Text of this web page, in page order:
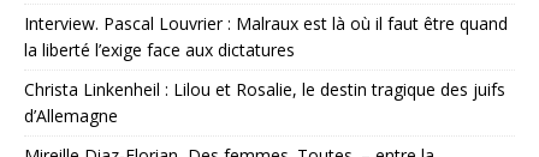
Interview. Pascal Louvrier : Malraux est là où il faut être quand
la liberté l’exige face aux dictatures
Christa Linkenheil : Lilou et Rosalie, le destin tragique des juifs
d’Allemagne